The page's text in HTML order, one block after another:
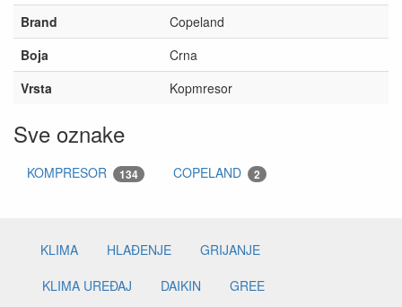
Brand
Copeland
Boja
Crna
Vrsta
Kopmresor
Sve oznake
KOMPRESOR 134 COPELAND 2
KLIMA HLAĐENJE
GRIJANJE
KLIMA UREĐAJ
DAIKIN
GREE